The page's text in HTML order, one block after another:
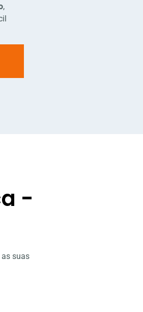
,
-
suas